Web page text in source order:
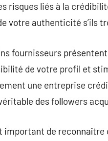
risques liés à la
votre authenticité s’ils
fournisseurs
de votre profil et
une entreprise
des followers
important de reconnaître